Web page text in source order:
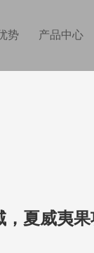
势 产品中心
夏威夷